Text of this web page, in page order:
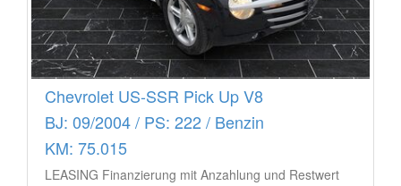
Chevrolet US-SSR Pick Up V8
BJ: 09/2004 / PS: 222 / Benzin
KM: 75.015
LEASING Finanzierung mit Anzahlung und Restwert